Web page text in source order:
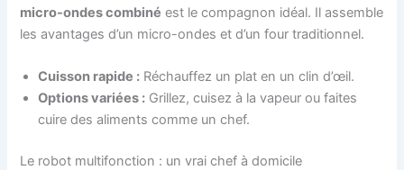
micro-ondes combiné est le compagnon idéal. Il assemble
les avantages d’un micro-ondes et d’un four traditionnel.
Cuisson rapide : Réchauffez un plat en un clin d’œil.
Options variées : Grillez, cuisez à la vapeur ou faites
cuire des aliments comme un chef.
Le robot multifonction : un vrai chef à domicile